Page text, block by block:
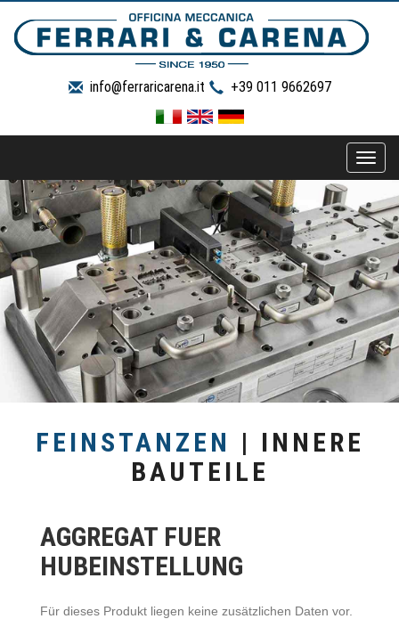
info@ferraricarena.it +39 011 9662697
Toggle
FEINSTANZEN | INNERE
BAUTEILE
AGGREGAT FUER
HUBEINSTELLUNG
Für dieses Produkt liegen keine zusätzlichen Daten vor.